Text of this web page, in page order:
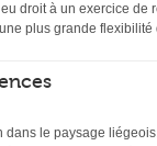
droit à un exercice de
plus grande flexibilité
le paysage